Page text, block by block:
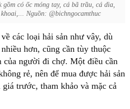
có ốc móng tay, cá bã trầu, cá dìa,
Nguồn: @bichngocamthuc
các loại hải sản như vây, dù
hơn, cũng cần tùy thuộc
của người đi chợ. Một điều cần
rẻ, nên để mua được hải sản
trước, tham khảo và mặc cả